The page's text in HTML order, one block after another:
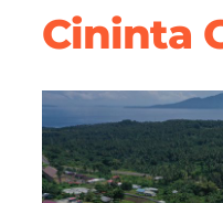
Cininta